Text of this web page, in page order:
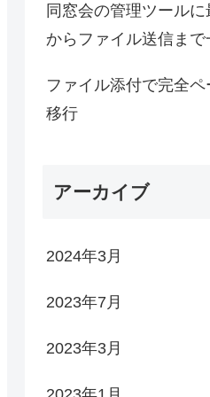
同窓会の管理ツール
からファイル送信ま
ファイル添付で完全
移行
アーカイブ
2024年3月
2023年7月
2023年3月